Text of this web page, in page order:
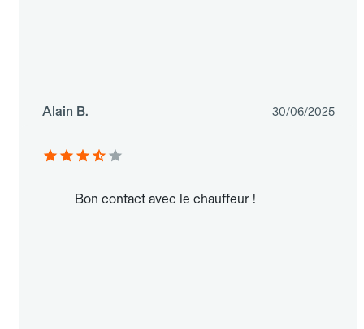
Alain B. 30/06/2025
Bon contact avec le chauffeur !